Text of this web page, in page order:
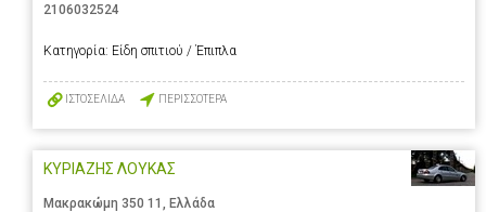
2106032524
Κατηγορία: Είδη σπιτιού / Έπιπλα
ΙΣΤΟΣΕΛΙΔΑ ΠΕΡΙΣΣΟΤΕΡΑ
ΚΥΡΙΑΖΗΣ ΛΟΥΚΑΣ
Μακρακώμη 350 11, Ελλάδα